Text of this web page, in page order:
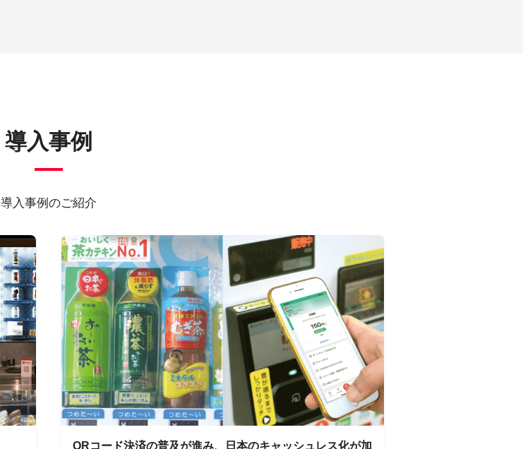
導入事例
導入事例のご紹介
QRコード決済の普及が進み、日本のキャッシュレス化が加